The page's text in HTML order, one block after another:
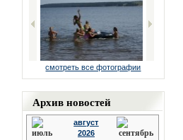
смотреть все фотографии
Архив новостей
август
2026